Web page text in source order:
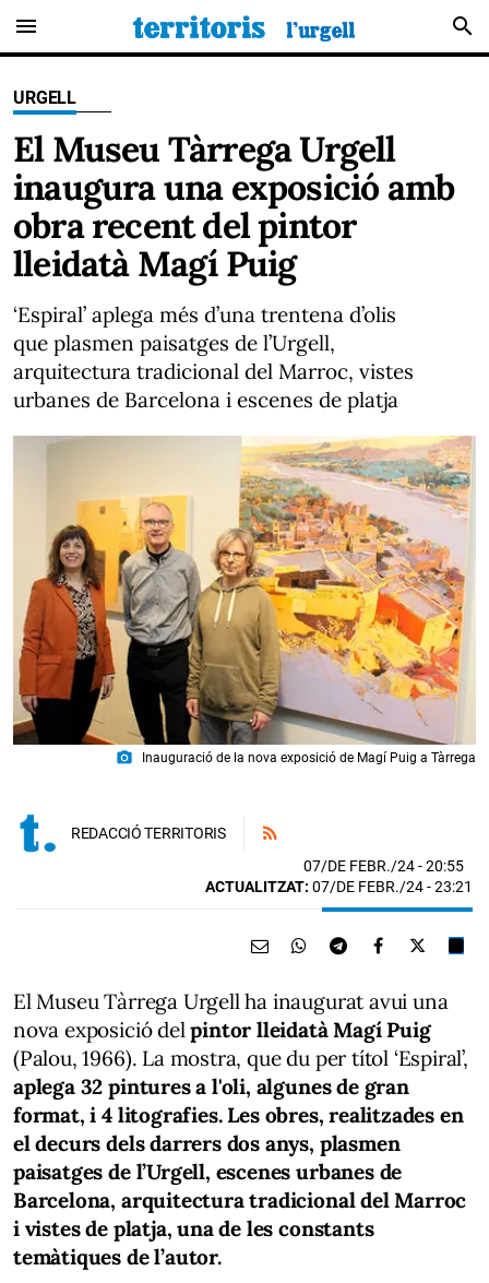
menu search
URGELL
El Museu Tàrrega Urgell
inaugura una exposició amb
obra recent del pintor
lleidatà Magí Puig
‘Espiral’ aplega més d’una trentena d’olis
que plasmen paisatges de l’Urgell,
arquitectura tradicional del Marroc, vistes
urbanes de Barcelona i escenes de platja
photo_camera Inauguració de la nova exposició de Magí Puig a Tàrrega
REDACCIÓ TERRITORIS
07/DE FEBR./24- 20:55
ACTUALITZAT: 07/DE FEBR./24 - 23:21
El Museu Tàrrega Urgell ha inaugurat avui una
nova exposició delpintor lleidatà Magí Puig
(Palou, 1966). La mostra, que du per títol ‘Espiral’,
aplega 32 pintures a l'oli, algunes de gran
format, i 4 litografies. Les obres, realitzades en
el decurs dels darrers dos anys, plasmen
paisatges de l’Urgell, escenes urbanes de
Barcelona, arquitectura tradicional del Marroc
i vistes de platja, una de les constants
temàtiques de l’autor.